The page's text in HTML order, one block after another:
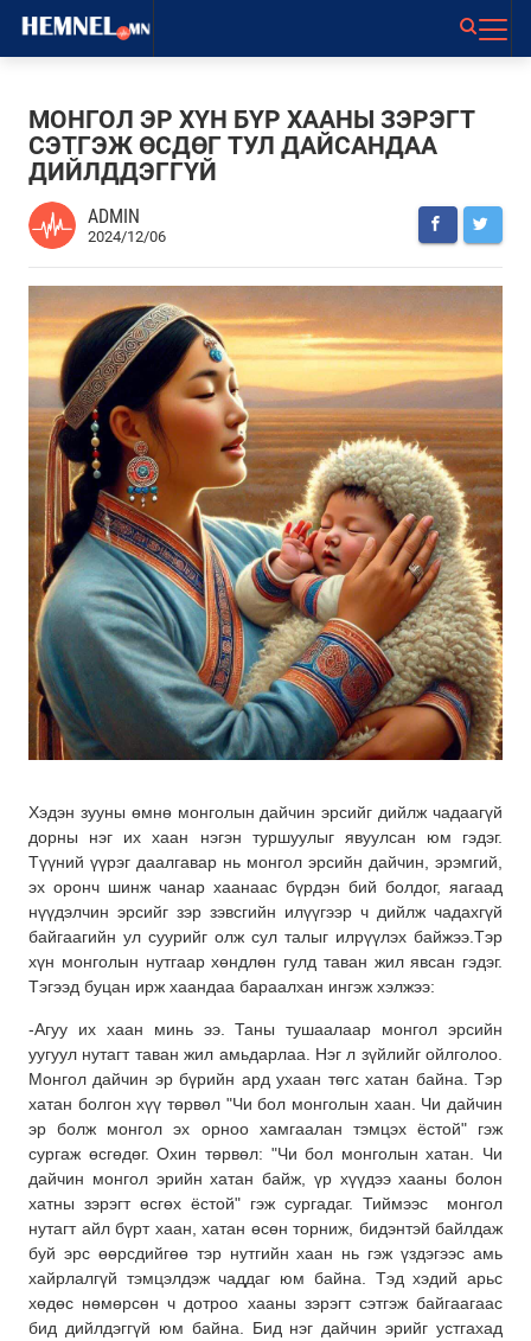
МОНГОЛ ЭР ХҮН БҮР ХААНЫ ЗЭРЭГТ
СЭТГЭЖ ӨСДӨГ ТУЛ ДАЙСАНДАА
ДИЙЛДДЭГГҮЙ
ADMIN
2024/12/06
Хэдэн зууны өмнө монголын дайчин эрсийг дийлж чадаагүй
дорны нэг их хаан нэгэн туршуулыг явуулсан юм гэдэг.
Түүний үүрэг даалгавар нь монгол эрсийн дайчин, эрэмгий,
эх оронч шинж чанар хаанаас бүрдэн бий болдог, яагаад
нүүдэлчин эрсийг зэр зэвсгийн илүүгээр ч дийлж чадахгүй
байгаагийн ул суурийг олж сул талыг илрүүлэх байжээ.Тэр
хүн монголын нутгаар хөндлөн гулд таван жил явсан гэдэг.
Тэгээд буцан ирж хаандаа бараалхан ингэж хэлжээ:
-Агуу их хаан минь ээ. Таны тушаалаар монгол эрсийн
уугуул нутагт таван жил амьдарлаа. Нэг л зүйлийг ойлголоо.
Монгол дайчин эр бүрийн ард ухаан төгс хатан байна. Тэр
хатан болгон хүү төрвөл "Чи бол монголын хаан. Чи дайчин
эр болж монгол эх орноо хамгаалан тэмцэх ёстой" гэж
сургаж өсгөдөг. Охин төрвөл: "Чи бол монголын хатан. Чи
дайчин монгол эрийн хатан байж, үр хүүдээ хааны болон
хатны зэрэгт өсгөх ёстой" гэж сургадаг. Тиймээс монгол
нутагт айл бүрт хаан, хатан өсөн торниж, бидэнтэй байлдаж
буй эрс өөрсдийгөө тэр нутгийн хаан нь гэж үздэгээс амь
хайрлалгүй тэмцэлдэж чаддаг юм байна. Тэд хэдий арьс
хөдөс нөмөрсөн ч дотроо хааны зэрэгт сэтгэж байгаагаас
бид дийлдэггүй юм байна. Бид нэг дайчин эрийг устгахад